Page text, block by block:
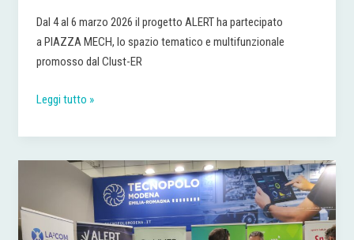
Dal 4 al 6 marzo 2026 il progetto ALERT ha partecipato
a PIAZZA MECH, lo spazio tematico e multifunzionale
promosso dal Clust-ER
Leggi tutto »
Bologna,
e
4